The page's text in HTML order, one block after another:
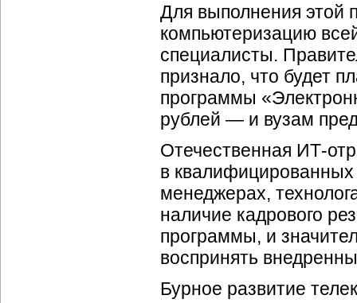
Для выполнения
компьютеризацию
специалисты.
признало, что будет
программы
рублей — и вузам
Отечественная ИТ-
в
менеджерах,
наличие кадрового
программы, и
воспринять
Бурное развитие